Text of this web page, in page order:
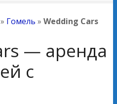
» Гомель » Wedding Cars
— аренда
с